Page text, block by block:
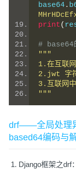
base64.
print(
# base64
"""
1.在互联
2.jwt 字
3.互联网
"""
drf——全局处理
based64编码与
Django框架之drf